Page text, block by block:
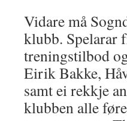
Vidare må
klubb. Spelarar
treningstilbod
Eirik Bakke,
samt ei rekkje
klubben alle